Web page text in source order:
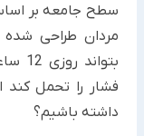
سطح جامعه بر
مردان طراحی شده
فشار را تحمل کند
داشته باشیم؟